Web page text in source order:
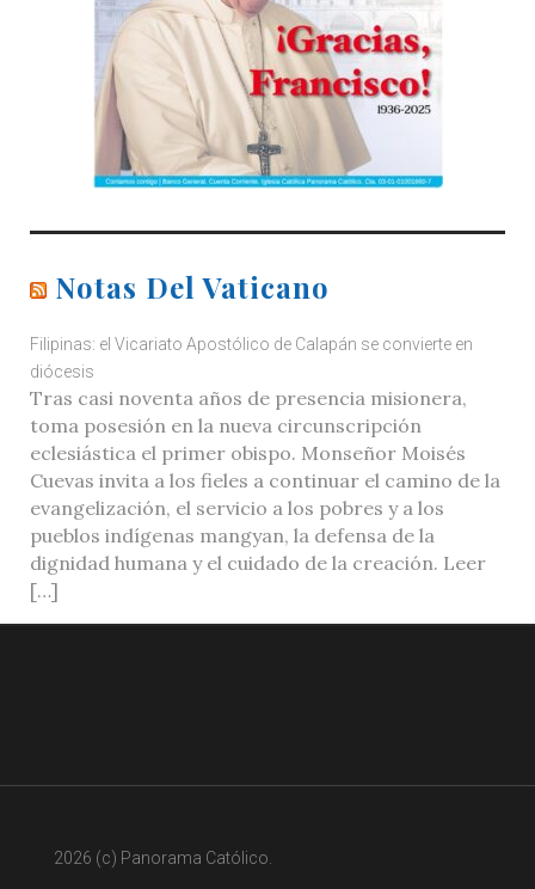
Notas Del Vaticano
Filipinas: el Vicariato Apostólico de Calapán se convierte en
diócesis
Tras casi noventa años de presencia misionera,
toma posesión en la nueva circunscripción
eclesiástica el primer obispo. Monseñor Moisés
Cuevas invita a los fieles a continuar el camino de la
evangelización, el servicio a los pobres y a los
pueblos indígenas mangyan, la defensa de la
dignidad humana y el cuidado de la creación. Leer
[…]
2026 (c) Panorama Católico.